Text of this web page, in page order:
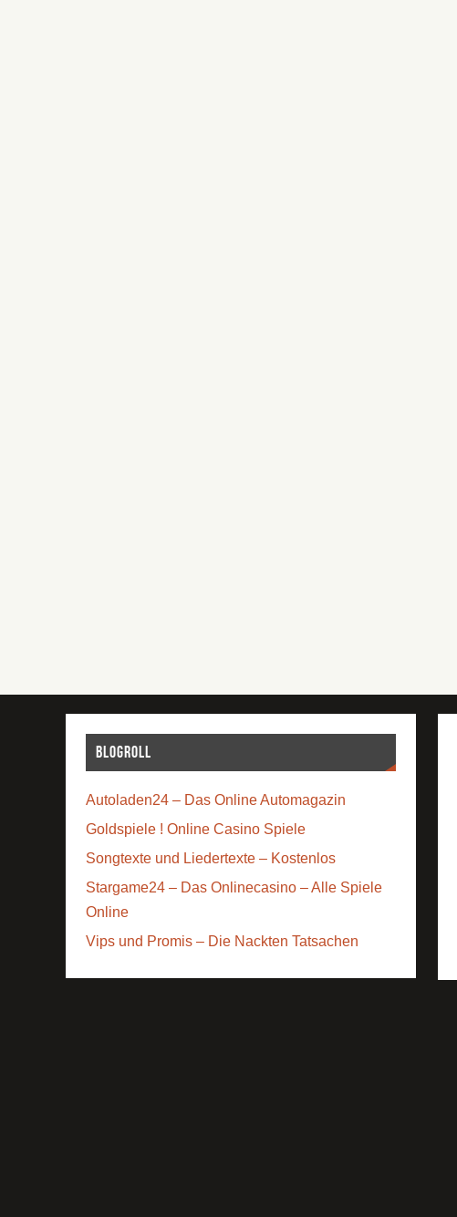
Blogroll
Autoladen24 – Das Online Automagazin
Goldspiele ! Online Casino Spiele
Songtexte und Liedertexte – Kostenlos
Stargame24 – Das Onlinecasino – Alle Spiele
Online
Vips und Promis – Die Nackten Tatsachen